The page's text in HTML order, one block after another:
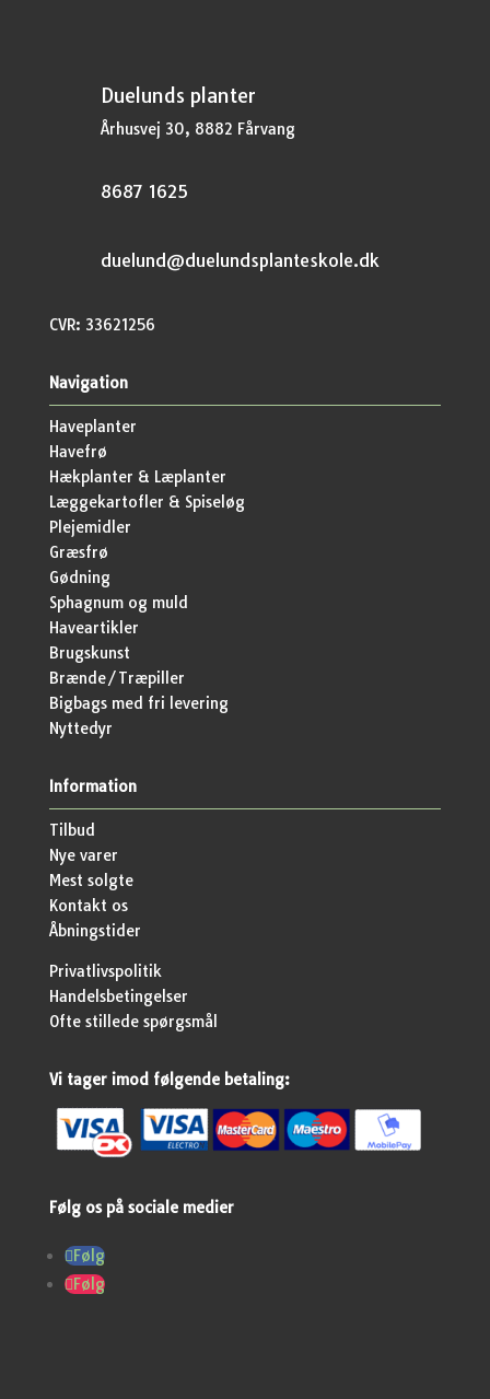
Duelunds planter
Århusvej 30, 8882 Fårvang
8687 1625
duelund@duelundsplanteskole.dk
CVR: 33621256
Navigation
Haveplanter
Havefrø
Hækplanter & Læplanter
Læggekartofler & Spiseløg
Plejemidler
Græsfrø
Gødning
Sphagnum og muld
Haveartikler
Brugskunst
Brænde/Træpiller
Bigbags med fri levering
Nyttedyr
Information
Tilbud
Nye varer
Mest solgte
Kontakt os
Åbningstider
Privatlivspolitik
Handelsbetingelser
Ofte stillede spørgsmål
Vi tager imod følgende betaling:
Følg os på sociale medier
Følg
Følg